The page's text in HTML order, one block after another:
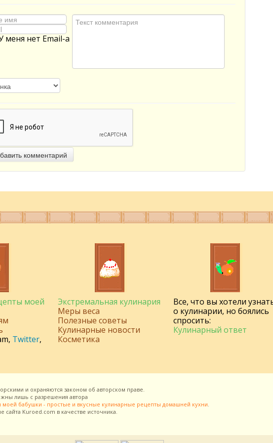
меня нет Email-а
комментарий
моей
, Twitter,
Экстремальная кулинария
Меры веса
Полезные советы
Кулинарные новости
Косметика
Все, что вы хотели
о кулинарии, но боялись
спросить:
Кулинарный ответ
и охраняются законом об авторском праве.
лишь с разрешения автора
моей бабушки - простые и вкусные кулинарные рецепты домашней кухни.
сайта Kuroed.com в качестве источника.